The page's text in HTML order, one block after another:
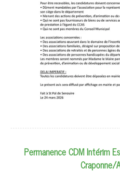
Permanence CDM Intérim
Craponne/